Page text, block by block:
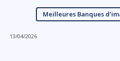
Meilleures Banques
13/04/2026